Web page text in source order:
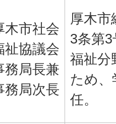
木市社会
祉協議会
務局長兼
務局次長
厚木市
3条第
福祉分
ため、
任。